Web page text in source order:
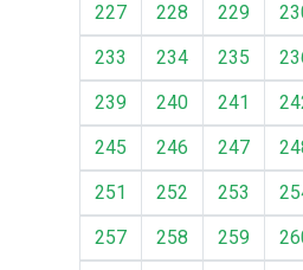
227
228 229
233
234 235
239
240 241
245
246 247
251
252 253
257
258 259